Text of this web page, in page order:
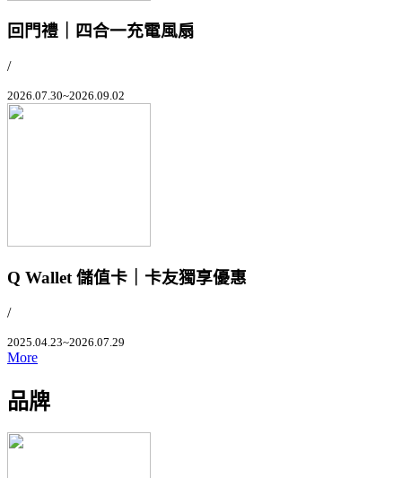
回門禮｜四合一充電風扇
/
2026.07.30~2026.09.02
Q Wallet 儲值卡｜卡友獨享優惠
/
2025.04.23~2026.07.29
More
品牌